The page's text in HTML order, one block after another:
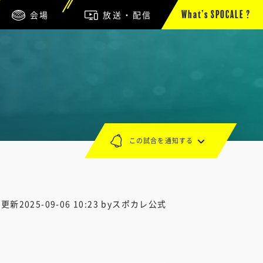
会場 放送・配信 What’s SPOCALE ?
新2025-09-06 10:23 byスポカレ公式
この試合を通知する